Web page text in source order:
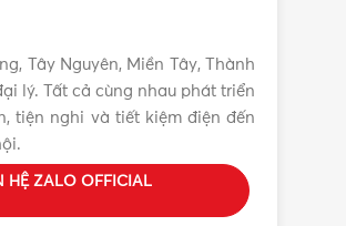
Tây Nguyên, Miền Tây, Thành
lý. Tất cả cùng nhau phát triển
tiện nghi và tiết kiệm điện đến
HỆ ZALO OFFICIAL